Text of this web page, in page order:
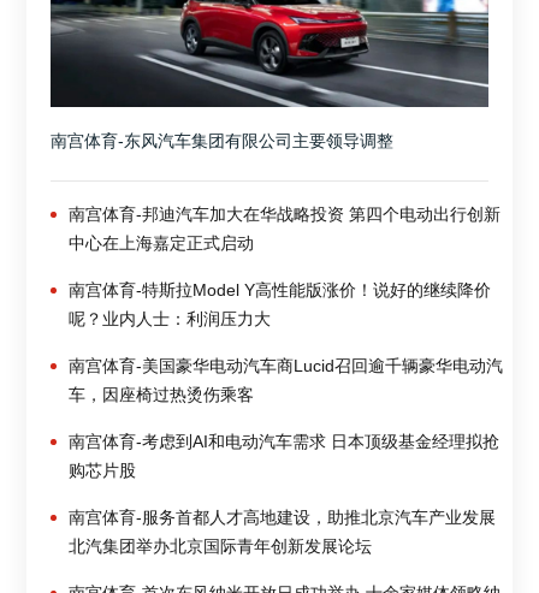
南宫体育-东风汽车集团有限公司主要领导调整
南宫体育-邦迪汽车加大在华战略投资 第四个电动出行创新
中心在上海嘉定正式启动
南宫体育-特斯拉Model Y高性能版涨价！说好的继续降价
呢？业内人士：利润压力大
南宫体育-美国豪华电动汽车商Lucid召回逾千辆豪华电动汽
车，因座椅过热烫伤乘客
南宫体育-考虑到AI和电动汽车需求 日本顶级基金经理拟抢
购芯片股
南宫体育-服务首都人才高地建设，助推北京汽车产业发展
北汽集团举办北京国际青年创新发展论坛